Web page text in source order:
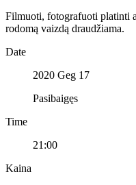
Filmuoti, fotografuoti platinti
rodomą vaizdą draudžiama.
Date
2020 Geg 17
Pasibaigęs
Time
21:00
Kaina